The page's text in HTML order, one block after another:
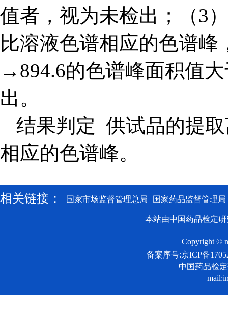
值者，视为未检出；（3
比溶液色谱相应的色谱峰
→894.6的色谱峰面积值
出。
结果判定 供试品的提
相应的色谱峰。
相关链接： 国家市场监督管理总局 国家药品监督管理局
本站由中国药品检定
Copyright ©
备案序号:京ICP备
中国药品检